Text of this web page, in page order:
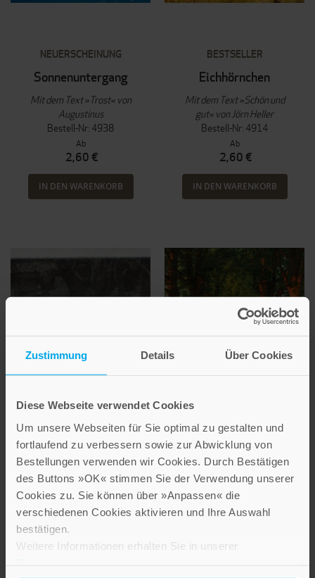
Zustimmung Details Über Cookies
Diese Webseite verwendet Cookies
Um unsere Webseiten für Sie optimal zu gestalten und
fortlaufend zu verbessern sowie zur Abwicklung von
Bestellungen verwenden wir Cookies. Durch Bestätigen
des Buttons »OK« stimmen Sie der Verwendung unserer
Cookies zu. Sie können über »Anpassen« die
verschiedenen Cookies aktivieren und Ihre Auswahl
bestätigen.
Weitere Informationen erhalten Sie in unserer
NEUERSCHEINUNG
Sonnenuntergang
Mit dem Text »Trost« von
Augustinus
Bestell-Nr: 4938
Ab
2,60 €
IN DEN WARENKORB
BESTSELLER
Eichhörnchen
Mit dem Text »Schön und
gut« von Jörn Heller
Bestell-Nr: 4914
Ab
2,60 €
IN DEN WARENKORB
Bodenblüher
Mit dem Text
»Überlebenstraining« von
Bestell-Nr: 4915
Ab
2,60 €
IN DEN WARENKORB
Allee
Mit dem Text »Wegsegen« ein
Irischer Segen
Bestell-Nr: 4916
2,60 €